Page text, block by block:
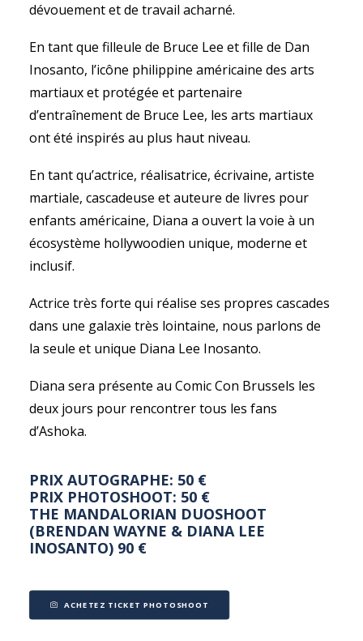
dévouement et de travail acharné.
En tant que filleule de Bruce Lee et fille de Dan
Inosanto, l’icône philippine américaine des arts
martiaux et protégée et partenaire
d’entraînement de Bruce Lee, les arts martiaux
ont été inspirés au plus haut niveau.
En tant qu’actrice, réalisatrice, écrivaine, artiste
martiale, cascadeuse et auteure de livres pour
enfants américaine, Diana a ouvert la voie à un
écosystème hollywoodien unique, moderne et
inclusif.
Actrice très forte qui réalise ses propres cascades
dans une galaxie très lointaine, nous parlons de
la seule et unique Diana Lee Inosanto.
Diana sera présente au Comic Con Brussels les
deux jours pour rencontrer tous les fans
d’Ashoka.
PRIX AUTOGRAPHE: 50 €
PRIX PHOTOSHOOT: 50 €
THE MANDALORIAN DUOSHOOT
(BRENDAN WAYNE & DIANA LEE
INOSANTO) 90 €
ACHETEZ TICKET PHOTOSHOOT